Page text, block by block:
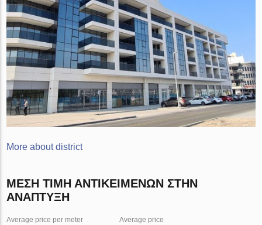
More about district
ΜΈΣΗ ΤΙΜΉ ΑΝΤΙΚΕΙΜΈΝΩΝ ΣΤΗΝ
ΑΝΆΠΤΥΞΗ
Average price per meter Average price